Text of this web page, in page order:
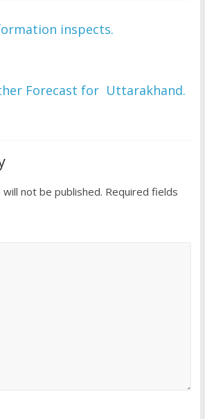
e inspects.
Forecast for Uttarakhand.
not be published. Required fields